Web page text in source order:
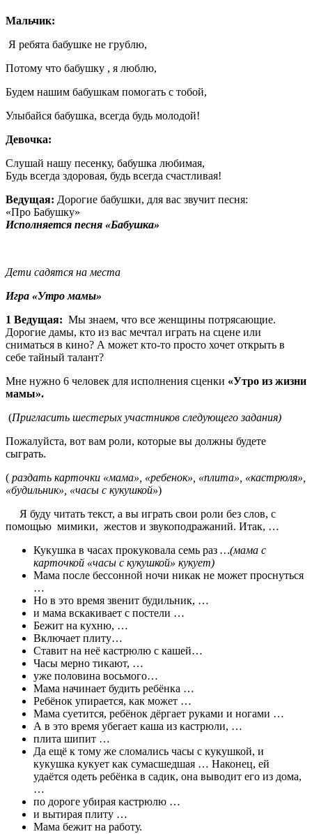
Мальчик:
Я ребята бабушке не грублю,
Потому что бабушку , я люблю,
Будем нашим бабушкам помогать с тобой,
Улыбайся бабушка, всегда будь молодой!
Девочка:
Слушай нашу песенку, бабушка любимая,
Будь всегда здоровая, будь всегда счастливая!
Ведущая: Дорогие бабушки, для вас звучит песня:
«Про Бабушку»
Исполняется песня «Бабушка»
Дети садятся на места
Игра «Утро мамы»
1 Ведущая: Мы знаем, что все женщины потрясающие.
Дорогие дамы, кто из вас мечтал играть на сцене или
сниматься в кино? А может кто-то просто хочет открыть в
себе тайный талант?
Мне нужно 6 человек для исполнения сценки «Утро из жизни
мамы».
(Пригласить шестерых участников следующего задания)
Пожалуйста, вот вам роли, которые вы должны будете
сыграть.
( раздать карточки «мама», «ребенок», «плита», «кастрюля»,
«будильник», «часы с кукушкой»)
Я буду читать текст, а вы играть свои роли без слов, с
помощью мимики, жестов и звукоподражаний. Итак, …
Кукушка в часах прокуковала семь раз …(мама с
карточкой «часы с кукушкой» кукует)
Мама после бессонной ночи никак не может проснуться
…
Но в это время звенит будильник, …
и мама вскакивает с постели …
Бежит на кухню, …
Включает плиту…
Ставит на неё кастрюлю с кашей…
Часы мерно тикают, …
уже половина восьмого…
Мама начинает будить ребёнка …
Ребёнок упирается, как может …
Мама суетится, ребёнок дёргает руками и ногами …
А в это время убегает каша из кастрюли, …
плита шипит …
Да ещё к тому же сломались часы с кукушкой, и
кукушка кукует как сумасшедшая … Наконец, ей
удаётся одеть ребёнка в садик, она выводит его из дома,
…
по дороге убирая кастрюлю …
и вытирая плиту …
Мама бежит на работу.